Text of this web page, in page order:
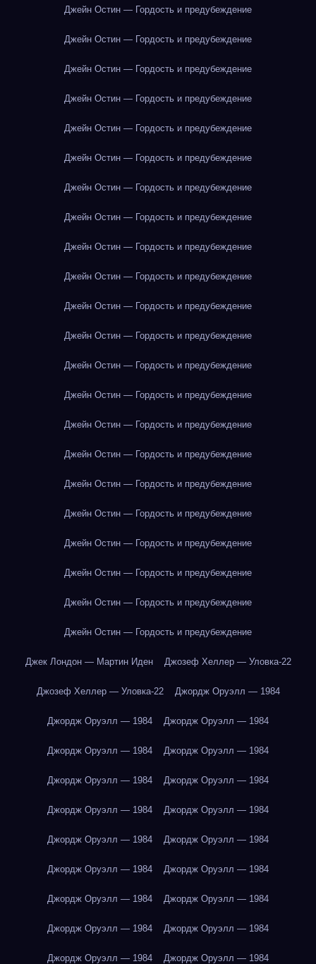
Джейн Остин — Гордость и предубеждение
Джейн Остин — Гордость и предубеждение
Джейн Остин — Гордость и предубеждение
Джейн Остин — Гордость и предубеждение
Джейн Остин — Гордость и предубеждение
Джейн Остин — Гордость и предубеждение
Джейн Остин — Гордость и предубеждение
Джейн Остин — Гордость и предубеждение
Джейн Остин — Гордость и предубеждение
Джейн Остин — Гордость и предубеждение
Джейн Остин — Гордость и предубеждение
Джейн Остин — Гордость и предубеждение
Джейн Остин — Гордость и предубеждение
Джейн Остин — Гордость и предубеждение
Джейн Остин — Гордость и предубеждение
Джейн Остин — Гордость и предубеждение
Джейн Остин — Гордость и предубеждение
Джейн Остин — Гордость и предубеждение
Джейн Остин — Гордость и предубеждение
Джейн Остин — Гордость и предубеждение
Джейн Остин — Гордость и предубеждение
Джейн Остин — Гордость и предубеждение
Джек Лондон — Мартин Иден Джозеф Хеллер — Уловка-22
Джозеф Хеллер — Уловка-22 Джордж Оруэлл — 1984
Джордж Оруэлл — 1984 Джордж Оруэлл — 1984
Джордж Оруэлл — 1984 Джордж Оруэлл — 1984
Джордж Оруэлл — 1984 Джордж Оруэлл — 1984
Джордж Оруэлл — 1984 Джордж Оруэлл — 1984
Джордж Оруэлл — 1984 Джордж Оруэлл — 1984
Джордж Оруэлл — 1984 Джордж Оруэлл — 1984
Джордж Оруэлл — 1984 Джордж Оруэлл — 1984
Джордж Оруэлл — 1984 Джордж Оруэлл — 1984
Джордж Оруэлл — 1984 Джордж Оруэлл — 1984